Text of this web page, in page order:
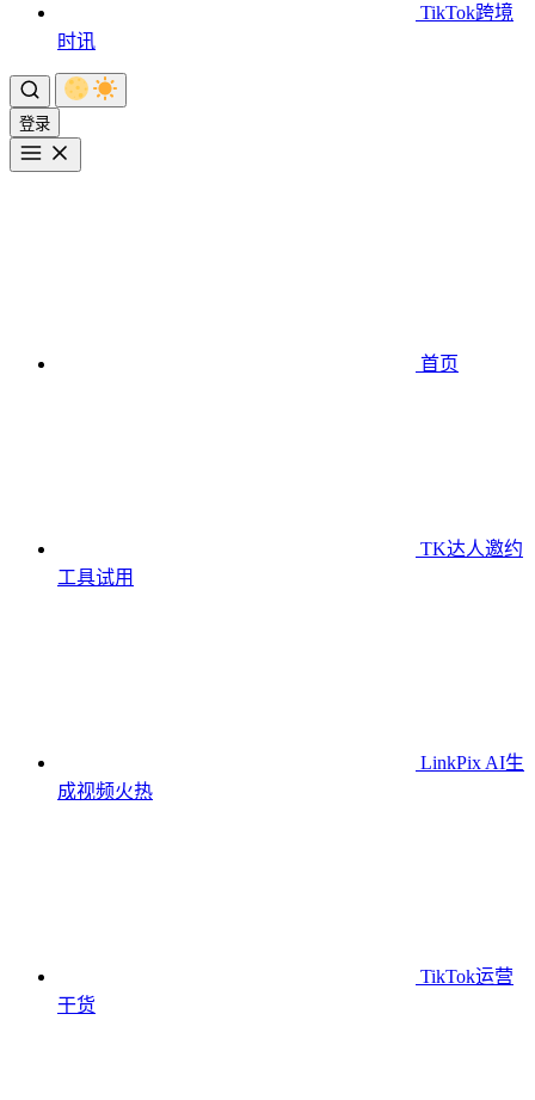
TikTok跨境
时讯
登录
首页
TK达人邀约
工具试用
LinkPix AI生
成视频火热
TikTok运营
干货